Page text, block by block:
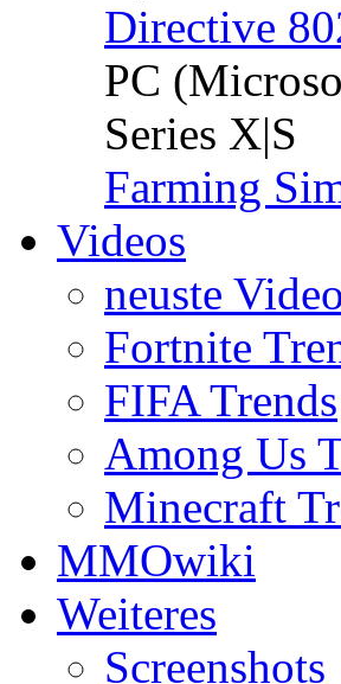
Directive
PC
Series X|S
Farming
Videos
neuste
Fortnite
FIFA Trends
Among Us
Minecraft
MMOwiki
Weiteres
Screenshots